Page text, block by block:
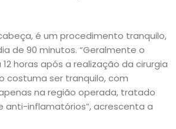
é um procedimento tranquilo,
de 90 minutos. “Geralmente o
horas após a realização da cirurgia
costuma ser tranquilo, com
na região operada, tratado
anti-inflamatórios”, acrescenta a